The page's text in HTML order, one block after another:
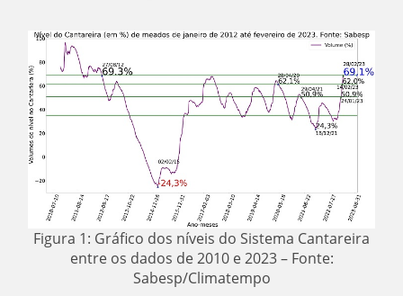
Figura 1: Gráfico dos níveis do Sistema Cantareira
entre os dados de 2010 e 2023 – Fonte:
Sabesp/Climatempo